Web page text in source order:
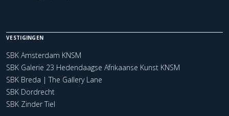
VESTIGINGEN
SBK Amsterdam KNSM
SBK Galerie 23 Hedendaagse Afrikaanse Kunst KNSM
SBK Breda | The Gallery Lane
SBK Dordrecht
SBK Zinder Tiel